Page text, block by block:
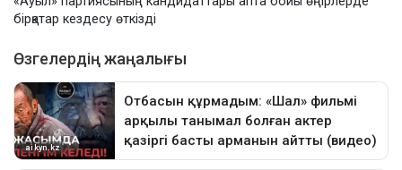
бірқатар кездесу өткізді